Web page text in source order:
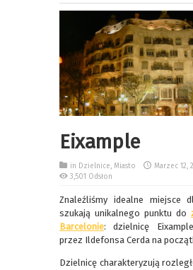
Eixample
in Dzielnice, Miasto Marzec 12,
3,501 Odsłon
Znaleźliśmy idealne miejsce
szukają unikalnego punktu do
Barcelonie: dzielnicę
przez Ildefonsa Cerda na
Dzielnicę charakteryzują